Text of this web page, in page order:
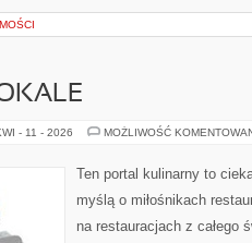
- 11 - 2026 MOŻLIWOŚĆ
Ten portal kulinarny to
myślą o miłośnikach
na restauracjach z całego